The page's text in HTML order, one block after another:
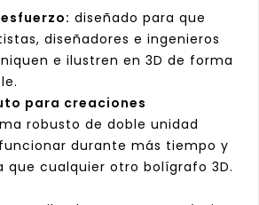
diseñado para que
diseñadores e ingenieros
e ilustren en 3D de forma
para creaciones
robusto de doble unidad
durante más tiempo y
que cualquier otro bolígrafo 3D.